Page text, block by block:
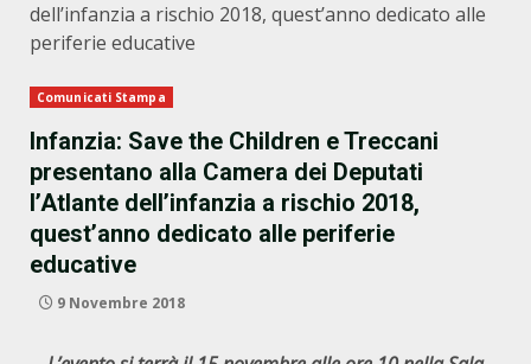
dell’infanzia a rischio 2018, quest’anno dedicato alle
periferie educative
Comunicati Stampa
Infanzia: Save the Children e Treccani
presentano alla Camera dei Deputati
l’Atlante dell’infanzia a rischio 2018,
quest’anno dedicato alle periferie
educative
9 Novembre 2018